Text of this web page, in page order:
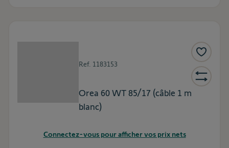
Ref. 1183153
Orea 60 WT 85/17 (câble 1 m
blanc)
Connectez-vous pour afficher vos prix nets